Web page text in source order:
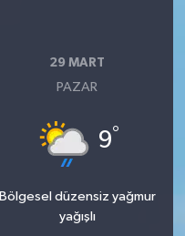
29 MART
PAZAR
9°
Bölgesel düzensiz yağmur
yağışlı